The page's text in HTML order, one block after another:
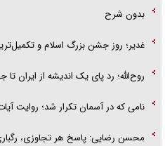
بدون شرح
غدیر؛ روز جشن بزرگ اسلام و
روح‌الله؛ رد پای یک اندیشه از ایران تا
نامی که در آسمان تکرار شد؛ روایت
محسن رضایی: پاسخ هر تجاوزی،